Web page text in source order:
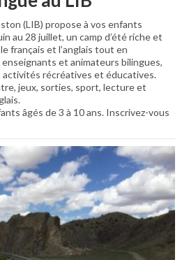
(LIB) propose à vos enfants
au 28 juillet, un camp d’été riche et
français et l’anglais tout en
enseignants et animateurs bilingues,
récréatives et éducatives.
jeux, sorties, sport, lecture et
âgés de 3 à 10 ans. Inscrivez-vous